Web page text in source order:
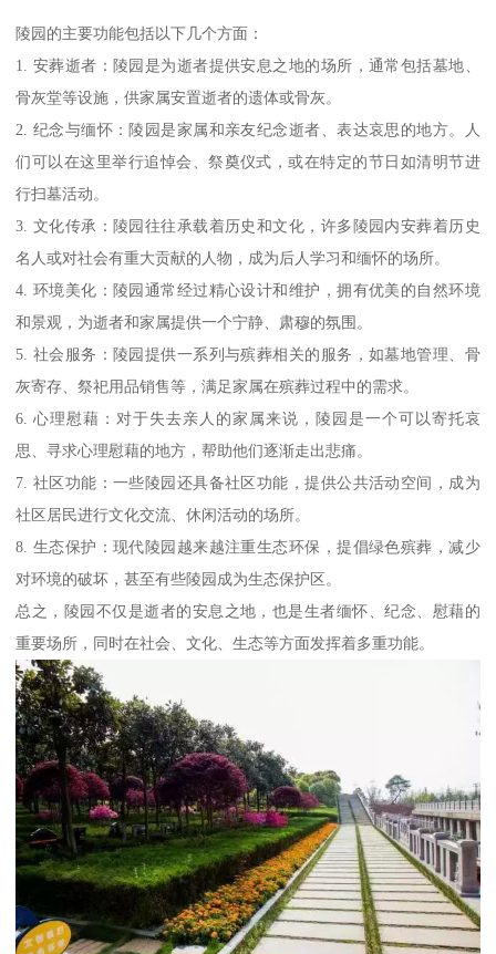
陵园的主要功能包括以下几个方面：
1. 安葬逝者：陵园是为逝者提供安息之地的场所，通常包括墓地、
骨灰堂等设施，供家属安置逝者的遗体或骨灰。
2. 纪念与缅怀：陵园是家属和亲友纪念逝者、表达哀思的地方。人
们可以在这里举行追悼会、祭奠仪式，或在特定的节日如清明节进
行扫墓活动。
3. 文化传承：陵园往往承载着历史和文化，许多陵园内安葬着历史
名人或对社会有重大贡献的人物，成为后人学习和缅怀的场所。
4. 环境美化：陵园通常经过精心设计和维护，拥有优美的自然环境
和景观，为逝者和家属提供一个宁静、肃穆的氛围。
5. 社会服务：陵园提供一系列与殡葬相关的服务，如墓地管理、骨
灰寄存、祭祀用品销售等，满足家属在殡葬过程中的需求。
6. 心理慰藉：对于失去亲人的家属来说，陵园是一个可以寄托哀
思、寻求心理慰藉的地方，帮助他们逐渐走出悲痛。
7. 社区功能：一些陵园还具备社区功能，提供公共活动空间，成为
社区居民进行文化交流、休闲活动的场所。
8. 生态保护：现代陵园越来越注重生态环保，提倡绿色殡葬，减少
对环境的破坏，甚至有些陵园成为生态保护区。
总之，陵园不仅是逝者的安息之地，也是生者缅怀、纪念、慰藉的
重要场所，同时在社会、文化、生态等方面发挥着多重功能。